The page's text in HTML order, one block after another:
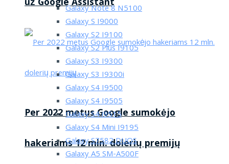
Per 2022 metus Google sumokėjo
hakeriams 12 mln. dolerių premijų
Galaxy Note 8 N5100
Galaxy S I9000
Galaxy S2 I9100
Galaxy S2 Plus I9105
Galaxy S3 I9300
Galaxy S3 I9300i
Galaxy S4 I9500
Galaxy S4 I9505
Galaxy S4 i9515
Galaxy S4 Mini I9195
Galaxy S7582 DUOS
Galaxy A5 SM-A500F